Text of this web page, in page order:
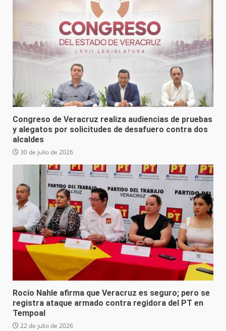
Congreso de Veracruz realiza audiencias de pruebas
y alegatos por solicitudes de desafuero contra dos
alcaldes
30 de julio de 2026
Rocío Nahle afirma que Veracruz es seguro; pero se
registra ataque armado contra regidora del PT en
Tempoal
22 de julio de 2026